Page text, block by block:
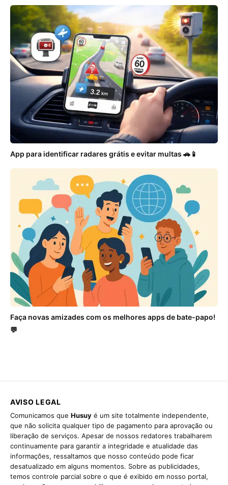
App para identificar radares grátis e evitar multas 🚗📱
Faça novas amizades com os melhores apps de bate-papo!
💬
AVISO LEGAL
Comunicamos que Husuy é um site totalmente independente,
que não solicita qualquer tipo de pagamento para aprovação ou
liberação de serviços. Apesar de nossos redatores trabalharem
continuamente para garantir a integridade e atualidade das
informações, ressaltamos que nosso conteúdo pode ficar
desatualizado em alguns momentos. Sobre as publicidades,
temos controle parcial sobre o que é exibido em nosso portal,